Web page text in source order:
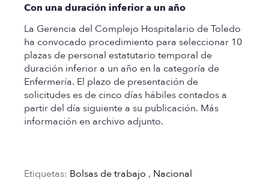
Con una duración inferior a un año
La Gerencia del Complejo Hospitalario de Toledo
ha convocado procedimiento para seleccionar 10
plazas de personal estatutario temporal de
duración inferior a un año en la categoría de
Enfermería. El plazo de presentación de
solicitudes es de cinco días hábiles contados a
partir del día siguiente a su publicación. Más
información en archivo adjunto.
Etiquetas: Bolsas de trabajo , Nacional